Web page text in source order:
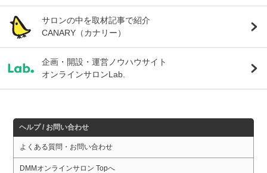
サロンの中を取材記事で紹介
CANARY（カナリー）
企画・開設・運営ノウハウサイト
オンラインサロンLab.
ヘルプ / お問い合わせ
よくある質問・お問い合わせ
DMMオンラインサロン Topへ